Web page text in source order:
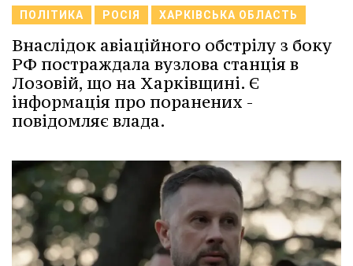
ПОЛІТИКА РОСІЯ ХАРКІВСЬКА ОБЛАСТЬ
Внаслідок авіаційного обстрілу з боку
РФ постраждала вузлова станція в
Лозовій, що на Харківщині. Є
інформація про поранених -
повідомляє влада.